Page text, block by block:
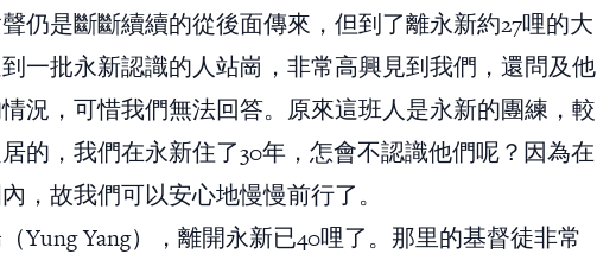
仍是斷斷續續的從後面傳來，但到了離永新約27哩的大
一批永新認識的人站崗，非常高興見到我們，還問及他
況，可惜我們無法回答。原來這班人是永新的團練，較
的，我們在永新住了30年，怎會不認識他們呢？因為在
，故我們可以安心地慢慢前行了。
Yung Yang），離開永新已40哩了。那里的基督徒非常